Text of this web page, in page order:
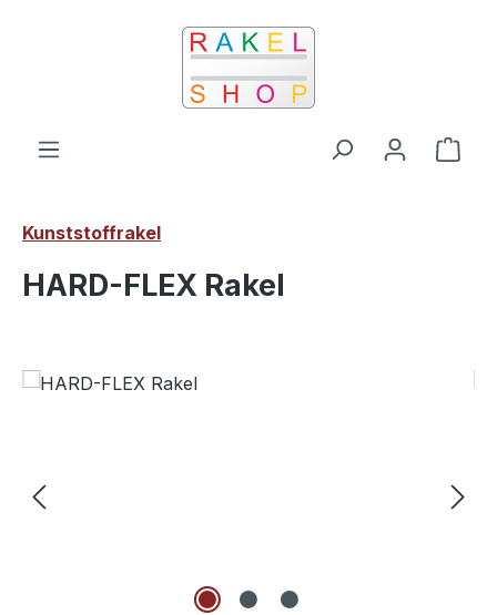
Zum Hauptinhalt springen
Kunststoffrakel
HARD-FLEX Rakel
Bildergalerie überspringen